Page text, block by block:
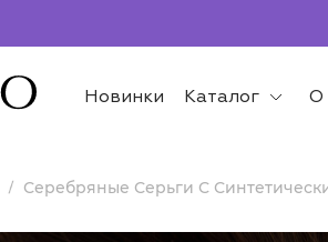
Новинки Каталог О
Серебряные Серьги С